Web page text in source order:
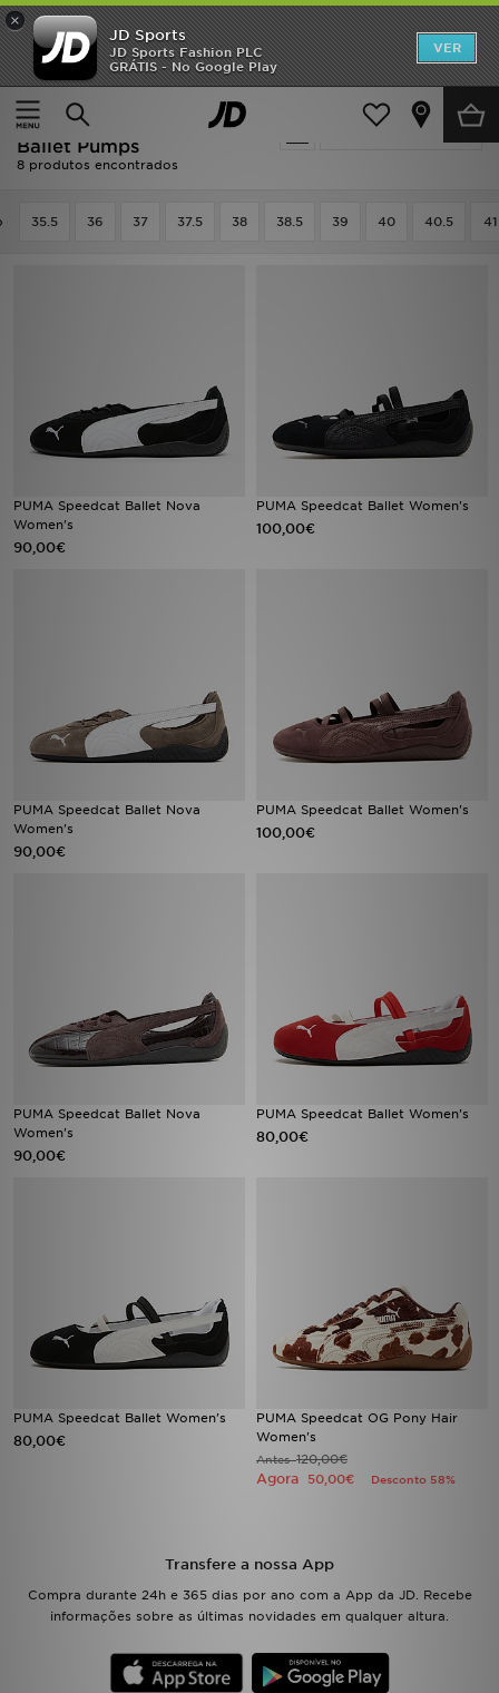
×
JD Sports
JD Sports Fashion PLC
GRÁTIS - No Google Play
VER
Página principal
Mulher Calçado de Mulher
Actualizar a pesquisa
PUMA Calçado de Mulher -
Ballet Pumps
8 produtos encontrados
35.5 36 37 37.5 38 38.5 39 40 40.5 41
PUMA Speedcat Ballet Nova
Women's
90,00€
PUMA Speedcat Ballet Women's
100,00€
PUMA Speedcat Ballet Nova
Women's
90,00€
PUMA Speedcat Ballet Women's
100,00€
PUMA Speedcat Ballet Nova
Women's
90,00€
PUMA Speedcat Ballet Women's
80,00€
PUMA Speedcat Ballet Women's
80,00€
PUMA Speedcat OG Pony Hair
Women's
Antes120,00€
Agora 50,00€ Desconto 58%
Transfere a nossa App
Compra durante 24h e 365 dias por ano com a App da JD. Recebe
informações sobre as últimas novidades em qualquer altura.
INÍCIO
Promoções
NOVIDADES
FUTEBOL JD
VER MARCAS
LOCALIZADOR DE LOJAS
SUBSCREVE
ESTADO DO TEU PEDIDO
ATENÇÃO AO CLIENTE